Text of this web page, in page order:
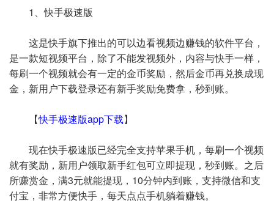
1、快手极速版
这是快手旗下推出的可以边看视频边赚钱的软件平台，
是一款短视频平台，除了不能发视频外，内容与快手一样，
每刷一个视频就会有一定的金币奖励，然后金币再兑换成现
金，新用户下载登录还有新手奖励免费拿，秒到账。
【快手极速版app下载】
现在快手极速版已经完全支持苹果手机，每刷一个视频
就有奖励，新用户领取新手红包可立即提现，秒到账。之后
所赚赏金，满3元就能提现，10分钟内到账，支持微信和支
付宝，非常方便快手，每天点点手机躺着赚钱。